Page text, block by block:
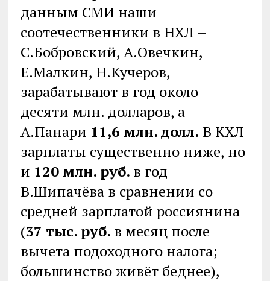
данным СМИ наши
соотечественники в НХЛ –
С.Бобровский, А.Овечкин,
Е.Малкин, Н.Кучеров,
зарабатывают в год около
десяти млн. долларов, а
А.Панари 11,6 млн. долл. В КХЛ
зарплаты существенно ниже, но
и 120 млн. руб. в год
В.Шипачёва в сравнении со
средней зарплатой россиянина
(37 тыс. руб. в месяц после
вычета подоходного налога;
большинство живёт беднее),